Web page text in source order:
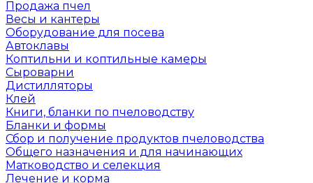
Продажа пчел
Весы и кантеры
Оборудование для посева
Автоклавы
Коптильни и коптильные камеры
Сыроварни
Дистилляторы
Клей
Книги, бланки по пчеловодству
Бланки и формы
Сбор и получение продуктов пчеловодства
Общего назначения и для начинающих
Матководство и селекция
Лечение и корма